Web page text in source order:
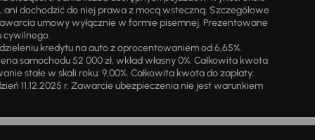
dochodzić do niej prawa z mocą wsteczną. Szczegółowe
umowy wyłącznie w formie pisemnej. Prezentowane
cywilnego.
kredytu na auto z oprocentowaniem od 6,65%.
samochodu 52 000 zł, wkład własny 0%. Całkowita kwota
stałe w skali roku: 9,00%. Całkowita kwota do zapłaty:
11.12.2025 r. Zawarcie ubezpieczenia nie jest warunkiem